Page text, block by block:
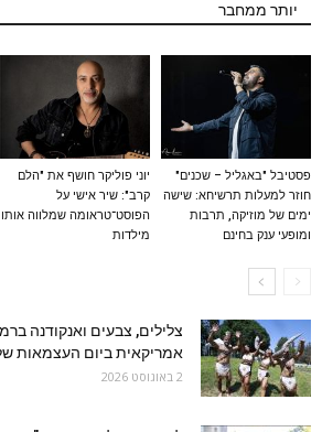
יותר ממחבר
פסטיבל "באגליל – שכנים"
חוזר למעלות תרשיחא: שישה
ימים של מוזיקה, תרבות
ומופעי ענק בחינם
יוני פוליקר חושף את "הלם
קרב": שיר אישי על
הפוסט־טראומה שמלווה אותו
מילדות
צלילים, צבעים ואנקודנה
אמריקאית ביום העצמאות
2 באוגוסט 2026